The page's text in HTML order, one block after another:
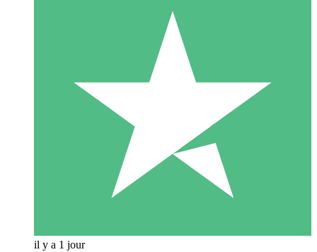
il y a 1 jour